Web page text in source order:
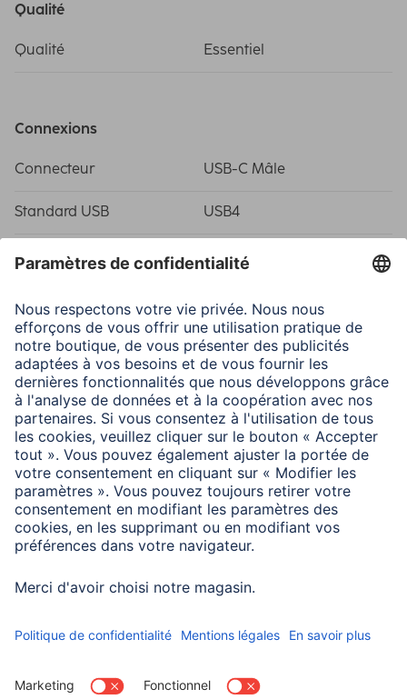
Qualité
Qualité Essentiel
Connexions
Connecteur USB-C Mâle
Standard USB USB4
Performance maxi. 240 W
Configuration minimale requise
En cas d’utilisation comme câble de moniteur : port
USB-C comp. USB4, DisplayPort-Alternate-Mode ou
Thunderbolt 3/4.